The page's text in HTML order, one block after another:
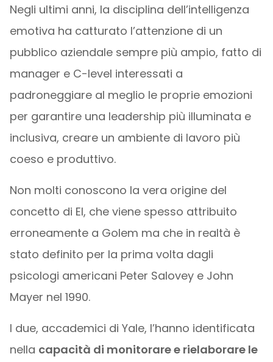
Negli ultimi anni, la disciplina dell’intelligenza
emotiva ha catturato l’attenzione di un
pubblico aziendale sempre più ampio, fatto di
manager e C-level interessati a
padroneggiare al meglio le proprie emozioni
per garantire una leadership più illuminata e
inclusiva, creare un ambiente di lavoro più
coeso e produttivo.
Non molti conoscono la vera origine del
concetto di EI, che viene spesso attribuito
erroneamente a Golem ma che in realtà è
stato definito per la prima volta dagli
psicologi americani Peter Salovey e John
Mayer nel 1990.
I due, accademici di Yale, l’hanno identificata
nella capacità di monitorare e rielaborare le